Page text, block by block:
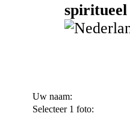
Uw naam:
Selecteer 1 foto: